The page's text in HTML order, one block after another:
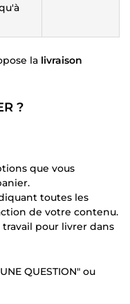
la livraison
?
que vous
toutes les
de votre contenu.
pour livrer dans
QUESTION" ou